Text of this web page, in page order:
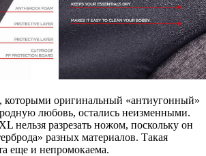
которыми оригинальный «антиугонный»
любовь, остались неизменными.
нельзя разрезать ножом, поскольку он
разных материалов. Такая
еще и непромокаема.